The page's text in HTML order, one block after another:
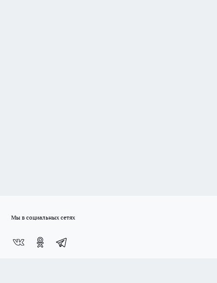
Мы в социальных сетях